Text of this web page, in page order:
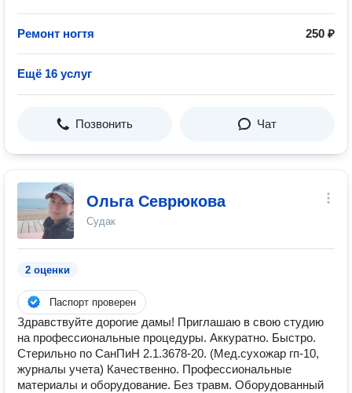
Ремонт ногтя 250 ₽
Ещё 16 услуг
Позвонить Чат
Ольга Севрюкова
Судак
2 оценки
Паспорт проверен
Здравствуйте дорогие дамы! Приглашаю в свою студию
на профессиональные процедуры. Аккуратно. Быстро.
Стерильно по СанПиН 2.1.3678-20. (Мед.сухожар гп-10,
журналы учета) Качественно. Профессиональные
материалы и оборудование. Без травм. Оборудованный